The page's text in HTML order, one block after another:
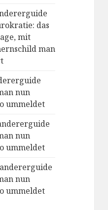
das
mit
man
nun
ummeldet
nun
ummeldet
nun
ummeldet